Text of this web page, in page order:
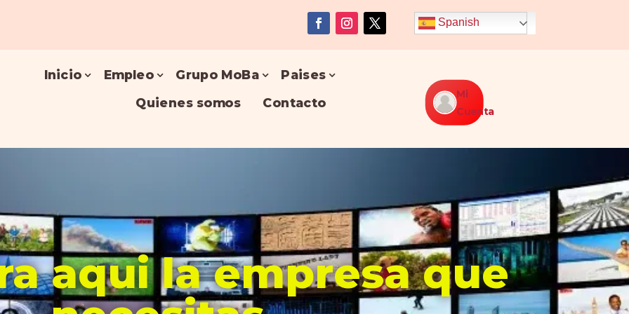
Spanish
Inicio Empleo Grupo MoBa
Paises
Quienes somos
Contacto
Mi
Cuenta
aqui la empresa que